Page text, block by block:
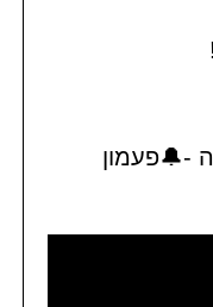
-🔔פעמון